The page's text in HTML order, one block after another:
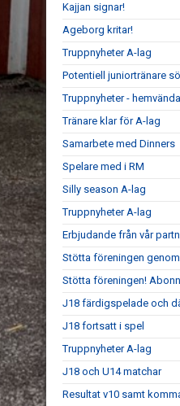
Kajjan signar!
Ageborg kritar!
Truppnyheter A-lag
Potentiell juniortränare
Truppnyheter -
Tränare klar för A-lag
Samarbete med Dinners
Spelare med i RM
Silly season A-lag
Truppnyheter A-lag
Erbjudande från vår
Stötta föreningen
Stötta föreningen!
J18 färdigspelade och
J18 fortsatt i spel
Truppnyheter A-lag
J18 och U14 matchar
Resultat v10 samt